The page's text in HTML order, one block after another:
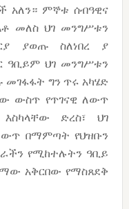
አለን። ምኞቱ ሰብዓዊና
መለስ ህገ መንግሥቱን
ያወጡ ስለነበረ ያ
ዓቢይም ህገ መንግሥቱን
ግን ጥሩ አካሄድ
ውስጥ የጥገናዊ ለውጥ
ድረስ፣ ህገ
በማምጣት የህዝቡን
የሚከተሉትን ዓቢይ
አቅርበው የማስጸደቅ